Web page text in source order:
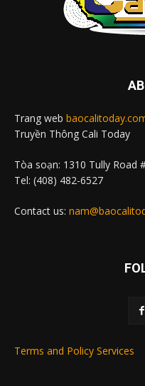
Trang web
Truyền Thông Cali Today
Tòa soạn: 1310 Tully Road
Tel: (408) 482-6527
Contact us:
Terms and Policy Services